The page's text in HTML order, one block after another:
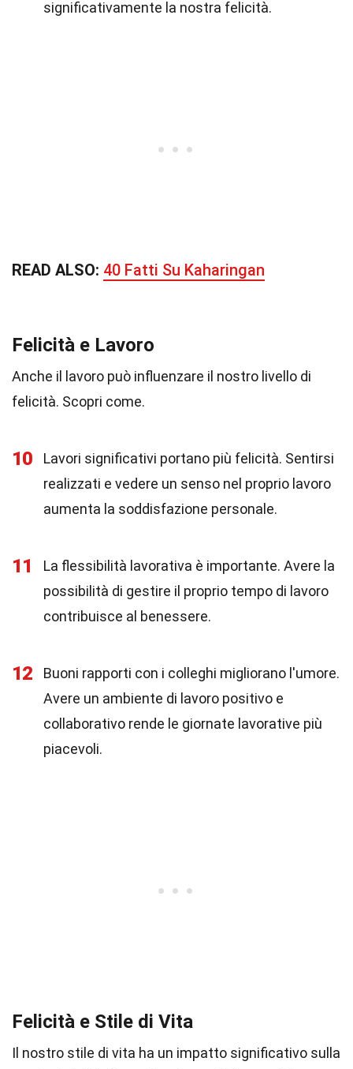
significativamente la nostra felicità.
READ ALSO: 40 Fatti Su Kaharingan
Felicità e Lavoro
Anche il lavoro può influenzare il nostro livello di
felicità. Scopri come.
10
Lavori significativi portano più felicità. Sentirsi
realizzati e vedere un senso nel proprio lavoro
aumenta la soddisfazione personale.
11
La flessibilità lavorativa è importante. Avere la
possibilità di gestire il proprio tempo di lavoro
contribuisce al benessere.
12
Buoni rapporti con i colleghi migliorano l'umore.
Avere un ambiente di lavoro positivo e
collaborativo rende le giornate lavorative più
piacevoli.
Felicità e Stile di Vita
Il nostro stile di vita ha un impatto significativo sulla